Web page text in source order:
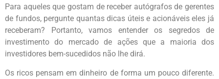
Para aqueles que gostam de receber autógrafos de gerentes
de fundos, pergunte quantas dicas úteis e acionáveis eles já
receberam? Portanto, vamos entender os segredos de
investimento do mercado de ações que a maioria dos
investidores bem-sucedidos não lhe dirá.
Os ricos pensam em dinheiro de forma um pouco diferente.